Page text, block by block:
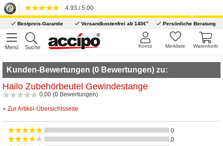
4.93 / 5.00
Bestpreis-Garantie Versandkostenfrei ab 140€* Persönliche Beratung
Menü Suche Warenkorb
Merkliste
Konto
Kunden-Bewertungen (0 Bewertungen) zu:
Hailo Zubehörbeutel Gewindestange
0,00 (0 Bewertungen)
» Zur Artikel-Übersichtsseite
0
0